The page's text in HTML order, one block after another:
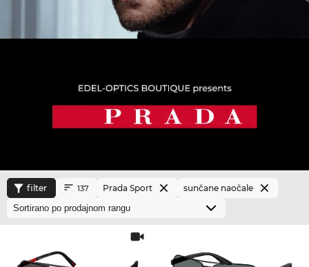
filter 137 Prada Sport sunčane naočale